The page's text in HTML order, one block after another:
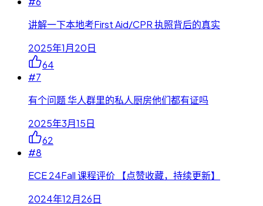
讲解一下本地考First Aid/CPR 执照背后的真实
2025年1月20日
64
#7
有个问题 华人群里的私人厨房他们都有证吗
2025年3月15日
62
#8
ECE 24Fall 课程评价 【点赞收藏，持续更新】
2024年12月26日